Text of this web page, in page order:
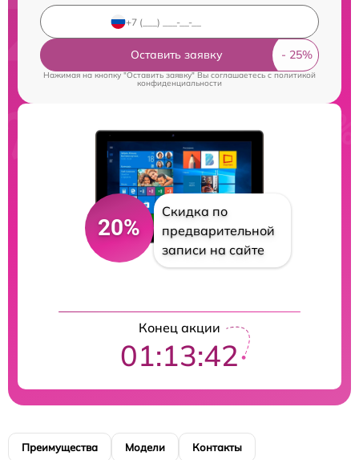
Оставить заявку
Нажимая на кнопку "Оставить заявку" Вы соглашаетесь c политикой
конфиденциальности
20%
Скидка по
предварительной
записи на сайте
Конец акции
01:13:42
Преимущества Модели Контакты